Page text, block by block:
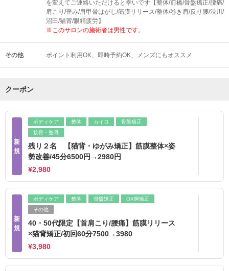
を変えてご連絡いただけると幸いです【整体/前橋/骨盤矯正/腰痛/
肩こり/歪み/肩甲骨はがし/筋膜リリース/整体/巻き肩/反り腰/渋川/
沼田/猫背/眼精疲労】
※このサロンの施術者は男性です。
その他 ポイント利用OK 即時予約OK メンズにもオススメ
クーポン
新
規
ボディケア 整体 カイロ
骨盤矯正
接骨・整骨
残り２名 【猫背・ゆがみ矯正】筋膜整体×姿
勢改善/45分6500円→2980円
¥2,980
新
規
ボディケア 整体 骨盤矯正
OX脚矯正
その他
40・50代限定【首肩こり/腰痛】筋膜リリース
×猫背矯正/初回60分7500→3980
¥3,980